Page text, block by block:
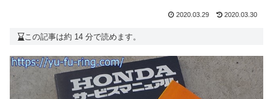
2020.03.29 2020.03.30
この記事は約 14 分で読めます。